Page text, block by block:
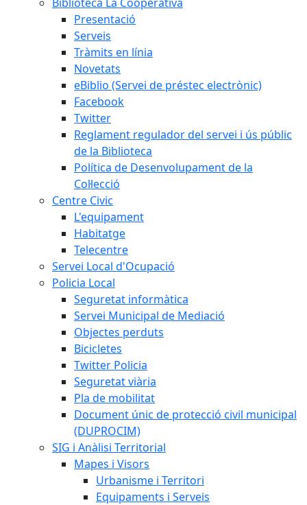
Presentació
Serveis
Tràmits en línia
Novetats
eBiblio (Servei de préstec electrònic)
Facebook
Twitter
Reglament regulador del servei i ús públic
de la Biblioteca
Política de Desenvolupament de la
Col·lecció
Centre Civic
L'equipament
Habitatge
Telecentre
Servei Local d'Ocupació
Policia Local
Seguretat informàtica
Servei Municipal de Mediació
Objectes perduts
Bicicletes
Twitter Policia
Seguretat viària
Pla de mobilitat
Document únic de protecció civil municipal
(DUPROCIM)
SIG i Anàlisi Territorial
Mapes i Visors
Urbanisme i Territori
Equipaments i Serveis